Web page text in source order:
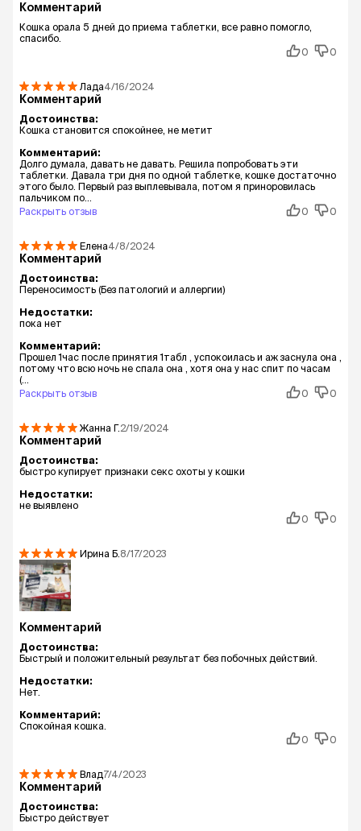
Комментарий
Кошка орала 5 дней до приема таблетки, все равно помогло,
спасибо.
0
0
Лада4/16/2024
Комментарий
Достоинства:
Кошка становится спокойнее, не метит
Комментарий:
Долго думала, давать не давать. Решила попробовать эти
таблетки. Давала три дня по одной таблетке, кошке достаточно
этого было. Первый раз выплевывала, потом я приноровилась
пальчиком по...
Раскрыть отзыв
0 0
Елена4/8/2024
Комментарий
Достоинства:
Переносимость (Без патологий и аллергии)
Недостатки:
пока нет
Комментарий:
Прошел 1час после принятия 1табл , успокоилась и аж заснула она ,
потому что всю ночь не спала она , хотя она у нас спит по часам
(...
Раскрыть отзыв
0 0
Жанна Г.2/19/2024
Комментарий
Достоинства:
быстро купирует признаки секс охоты у кошки
Недостатки:
не выявлено
0
0
Ирина Б. 8/17/2023
Комментарий
Достоинства:
Быстрый и положительный результат без побочных действий.
Недостатки:
Нет.
Комментарий:
Спокойная кошка.
0
0
Влад7/4/2023
Комментарий
Достоинства:
Быстро действует